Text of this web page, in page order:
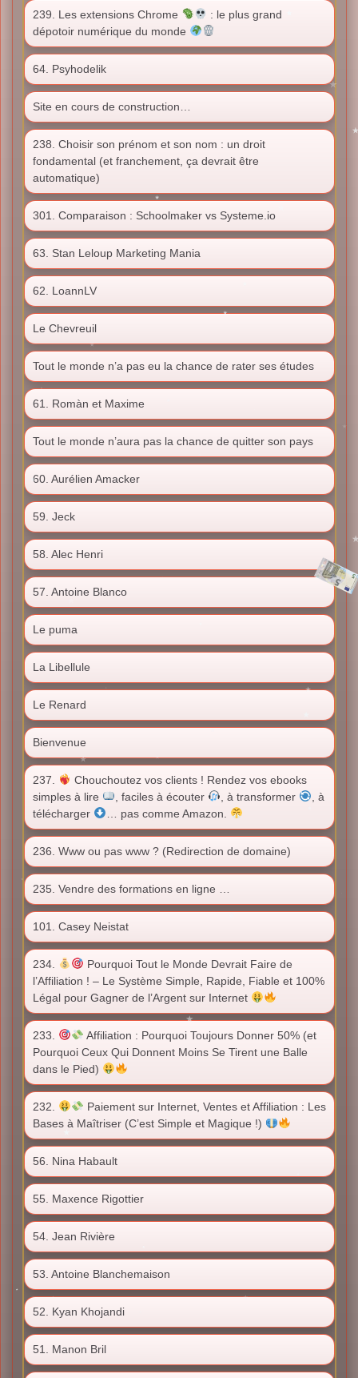
239. Les extensions Chrome
: le plus grand
dépotoir numérique du monde
64. Psyhodelik
Site en cours de construction…
238. Choisir son prénom et son nom : un droit
fondamental (et franchement, ça devrait être
automatique)
301. Comparaison : Schoolmaker vs Systeme.io
63. Stan Leloup Marketing Mania
62. LoannLV
Le Chevreuil
Tout le monde n’a pas eu la chance de rater ses études
61. Romàn et Maxime
Tout le monde n’aura pas la chance de quitter son pays
60. Aurélien Amacker
59. Jeck
58. Alec Henri
57. Antoine Blanco
Le puma
La Libellule
Le Renard
Bienvenue
237.
Chouchoutez vos clients ! Rendez vos ebooks
simples à lire
, faciles à écouter , à transformer
, à
télécharger
… pas comme Amazon.
236. Www ou pas www ? (Redirection de domaine)
235. Vendre des formations en ligne …
101. Casey Neistat
234.
Pourquoi Tout le Monde Devrait Faire de
l’Affiliation ! – Le Système Simple, Rapide, Fiable et 100%
Légal pour Gagner de l’Argent sur Internet
233.
Affiliation : Pourquoi Toujours Donner 50% (et
Pourquoi Ceux Qui Donnent Moins Se Tirent une Balle
dans le Pied)
232.
Paiement sur Internet, Ventes et Affiliation : Les
Bases à Maîtriser (C’est Simple et Magique !)
56. Nina Habault
55. Maxence Rigottier
54. Jean Rivière
53. Antoine Blanchemaison
52. Kyan Khojandi
51. Manon Bril